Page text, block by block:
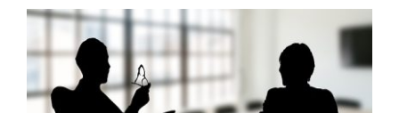
Referenzen
Fachbeiträge